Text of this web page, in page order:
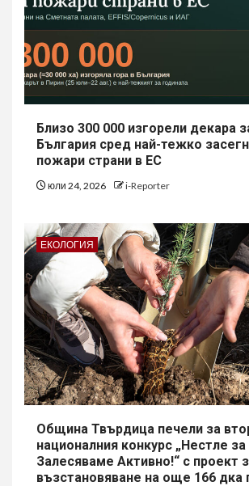
Близо 300 000 изгорели декара
България сред най-тежко
пожари страни в ЕС
юли 24, 2026 i-Reporter
ЕКОЛОГИЯ
Община Твърдица печели за
националния конкурс „Нестле за
Залесяваме Активно!“ с проект
възстановяване на още 166 дка